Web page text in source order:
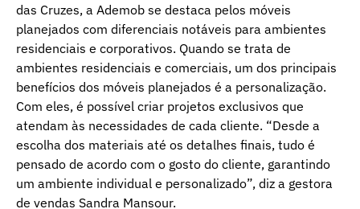
das Cruzes, a Ademob se destaca pelos móveis
planejados com diferenciais notáveis para ambientes
residenciais e corporativos. Quando se trata de
ambientes residenciais e comerciais, um dos principais
benefícios dos móveis planejados é a personalização.
Com eles, é possível criar projetos exclusivos que
atendam às necessidades de cada cliente. “Desde a
escolha dos materiais até os detalhes finais, tudo é
pensado de acordo com o gosto do cliente, garantindo
um ambiente individual e personalizado”, diz a gestora
de vendas Sandra Mansour.